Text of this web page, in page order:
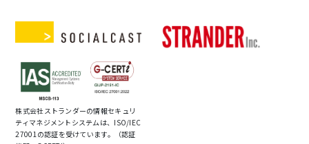
株式会社ストランダーの情報セキュリ
ティマネジメントシステムは、ISO/IEC
27001の認証を受けています。（認証